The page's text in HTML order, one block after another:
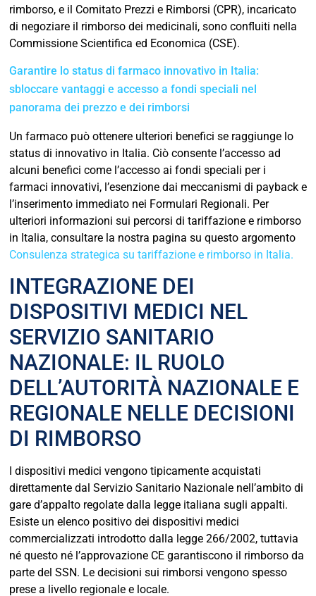
rimborso, e il Comitato Prezzi e Rimborsi (CPR), incaricato
di negoziare il rimborso dei medicinali, sono confluiti nella
Commissione Scientifica ed Economica (CSE).
Garantire lo status di farmaco innovativo in Italia:
sbloccare vantaggi e accesso a fondi speciali nel
panorama dei prezzo e dei rimborsi
Un farmaco può ottenere ulteriori benefici se raggiunge lo
status di innovativo in Italia. Ciò consente l’accesso ad
alcuni benefici come l’accesso ai fondi speciali per i
farmaci innovativi, l’esenzione dai meccanismi di payback e
l’inserimento immediato nei Formulari Regionali. Per
ulteriori informazioni sui percorsi di tariffazione e rimborso
in Italia, consultare la nostra pagina su questo argomento
Consulenza strategica su tariffazione e rimborso in Italia.
INTEGRAZIONE DEI
DISPOSITIVI MEDICI NEL
SERVIZIO SANITARIO
NAZIONALE: IL RUOLO
DELL’AUTORITÀ NAZIONALE E
REGIONALE NELLE DECISIONI
DI RIMBORSO
I dispositivi medici vengono tipicamente acquistati
direttamente dal Servizio Sanitario Nazionale nell’ambito di
gare d’appalto regolate dalla legge italiana sugli appalti.
Esiste un elenco positivo dei dispositivi medici
commercializzati introdotto dalla legge 266/2002, tuttavia
né questo né l’approvazione CE garantiscono il rimborso da
parte del SSN. Le decisioni sui rimborsi vengono spesso
prese a livello regionale e locale.